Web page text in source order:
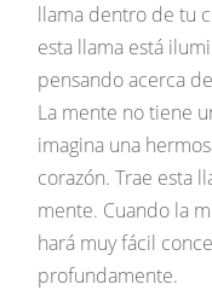
llama dentro de tu
esta llama está
pensando acerca
La mente no tiene
imagina una
corazón. Trae esta
mente. Cuando la
hará muy fácil
profundamente.